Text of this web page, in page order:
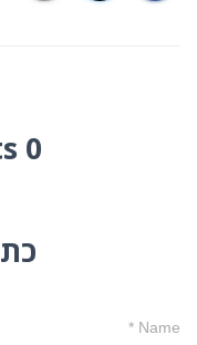
0 Comments
Name
*